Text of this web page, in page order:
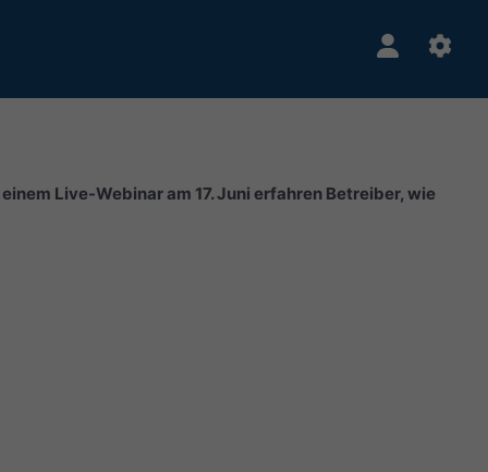
Live-Webinar am 17. Juni erfahren Betreiber, wie